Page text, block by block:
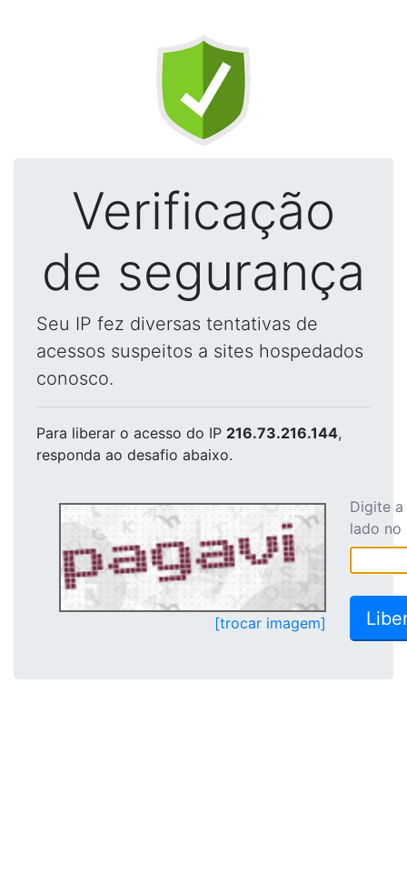
Verificação
de segurança
Seu IP fez diversas tentativas de
acessos suspeitos a sites hospedados
conosco.
Para liberar o acesso do IP 216.73.216.144,
responda ao desafio abaixo.
[trocar imagem]
Digite
lado no